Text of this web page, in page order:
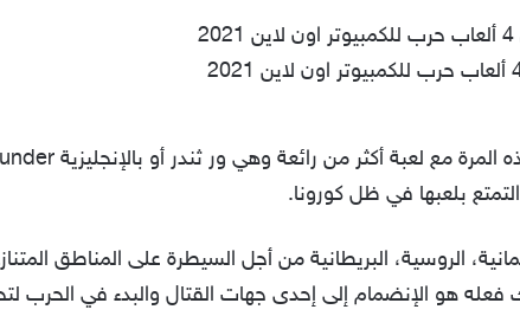
بلعبها في ظل كورونا.
الروسية، البريطانية من أجل السيطرة على المناطق
فعله هو الإنضمام إلى إحدى جهات القتال والبدء في الحرب